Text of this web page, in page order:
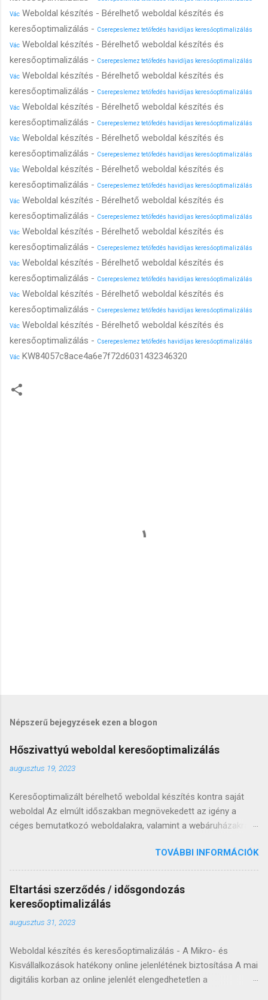
Vác Weboldal készítés - Bérelhető weboldal készítés és
keresőoptimalizálás - Cserepeslemez tetőfedés havidíjas keresőoptimalizálás
Vác Weboldal készítés - Bérelhető weboldal készítés és
keresőoptimalizálás - Cserepeslemez tetőfedés havidíjas keresőoptimalizálás
Vác Weboldal készítés - Bérelhető weboldal készítés és
keresőoptimalizálás - Cserepeslemez tetőfedés havidíjas keresőoptimalizálás
Vác Weboldal készítés - Bérelhető weboldal készítés és
keresőoptimalizálás - Cserepeslemez tetőfedés havidíjas keresőoptimalizálás
Vác Weboldal készítés - Bérelhető weboldal készítés és
keresőoptimalizálás - Cserepeslemez tetőfedés havidíjas keresőoptimalizálás
Vác Weboldal készítés - Bérelhető weboldal készítés és
keresőoptimalizálás - Cserepeslemez tetőfedés havidíjas keresőoptimalizálás
Vác Weboldal készítés - Bérelhető weboldal készítés és
keresőoptimalizálás - Cserepeslemez tetőfedés havidíjas keresőoptimalizálás
Vác Weboldal készítés - Bérelhető weboldal készítés és
keresőoptimalizálás - Cserepeslemez tetőfedés havidíjas keresőoptimalizálás
Vác Weboldal készítés - Bérelhető weboldal készítés és
keresőoptimalizálás - Cserepeslemez tetőfedés havidíjas keresőoptimalizálás
Vác Weboldal készítés - Bérelhető weboldal készítés és
keresőoptimalizálás - Cserepeslemez tetőfedés havidíjas keresőoptimalizálás
Vác Weboldal készítés - Bérelhető weboldal készítés és
keresőoptimalizálás - Cserepeslemez tetőfedés havidíjas keresőoptimalizálás
Vác KW84057c8ace4a6e7f72d6031432346320
Népszerű bejegyzések ezen a blogon
Hőszivattyú weboldal keresőoptimalizálás
augusztus 19, 2023
Keresőoptimalizált bérelhető weboldal készítés kontra saját
weboldal Az elmúlt időszakban megnövekedett az igény a
céges bemutatkozó weboldalakra, valamint a webáruházakra,
értékesítő, aki online jelenlét hiányában is képes lenne
hosszútávon fennmaradni. A cégek két irányban tudnak
gondolkodni: saját vagy bérelhető weboldalban. Sok éve
foglalkozom keresőoptimalizált bérelhető weboldal
készítéssel, valamint természetesen olyan honlapokkal is,
amelyek átadás után véglegesen a vevő tulajdonában
webáruházat adtam át sikeresen, így jól látom, mikor, melyik
lehetőséget érdemesebb inkább választani. Az alábbi sorokkal
bízom benne, hogy segíthetek döntést hozni abban, hogy saját
TOVÁBBI INFORMÁCIÓK
Eltartási szerződés / idősgondozás
keresőoptimalizálás
augusztus 31, 2023
Weboldal készítés és keresőoptimalizálás - A Mikro- és
Kisvállalkozások hatékony online jelenlétének biztosítása A mai
digitális korban az online jelenlét elengedhetetlen a